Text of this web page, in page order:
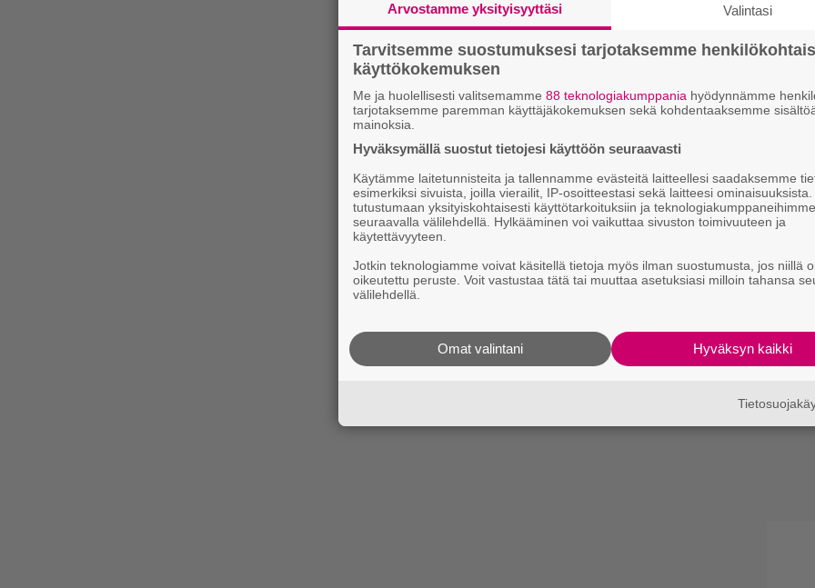
Arvostamme yksityisyyttäsi Valintasi
Tarvitsemme suostumuksesi tarjotaksemme
käyttökokemuksen
Me ja huolellisesti valitsemamme 88 teknologiakumppania hyödynnämme
tarjotaksemme paremman käyttäjäkokemuksen sekä kohdentaaksemme
mainoksia.
Hyväksymällä suostut tietojesi käyttöön seuraavasti
Käytämme laitetunnisteita ja tallennamme evästeitä laitteellesi saadaksemme
esimerkiksi sivuista, joilla vierailit, IP-osoitteestasi sekä laitteesi
tutustumaan yksityiskohtaisesti käyttötarkoituksiin ja teknologiakumppaneihimme
seuraavalla välilehdellä. Hylkääminen voi vaikuttaa sivuston toimivuuteen ja
käytettävyyteen.
Jotkin teknologiamme voivat käsitellä tietoja myös ilman suostumusta, jos niillä
oikeutettu peruste. Voit vastustaa tätä tai muuttaa asetuksiasi milloin tahansa
välilehdellä.
Hyväksyn kaikki
Omat valintani